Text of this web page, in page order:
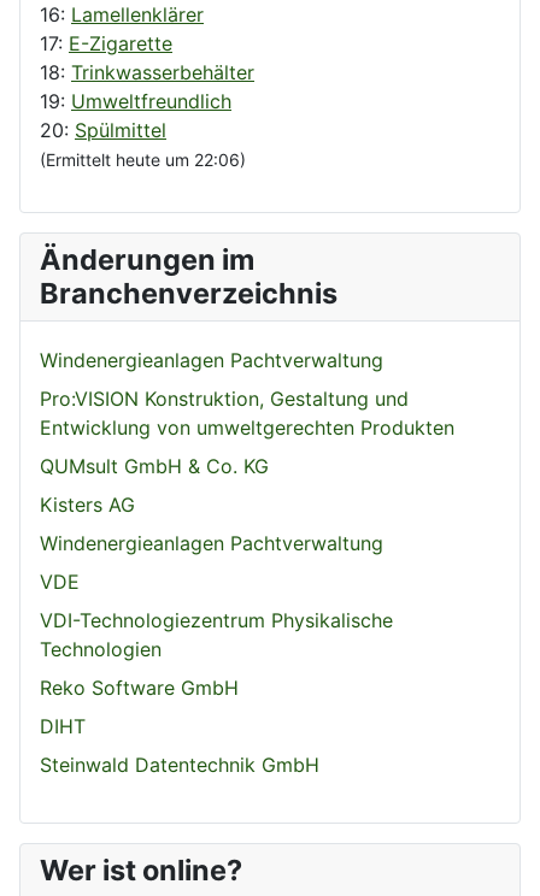
16: Lamellenklärer
17: E-Zigarette
18: Trinkwasserbehälter
19: Umweltfreundlich
20: Spülmittel
(Ermittelt heute um 22:06)
Änderungen im
Branchenverzeichnis
Windenergieanlagen Pachtverwaltung
Pro:VISION Konstruktion, Gestaltung und
Entwicklung von umweltgerechten Produkten
QUMsult GmbH & Co. KG
Kisters AG
Windenergieanlagen Pachtverwaltung
VDE
VDI-Technologiezentrum Physikalische
Technologien
Reko Software GmbH
DIHT
Steinwald Datentechnik GmbH
Wer ist online?